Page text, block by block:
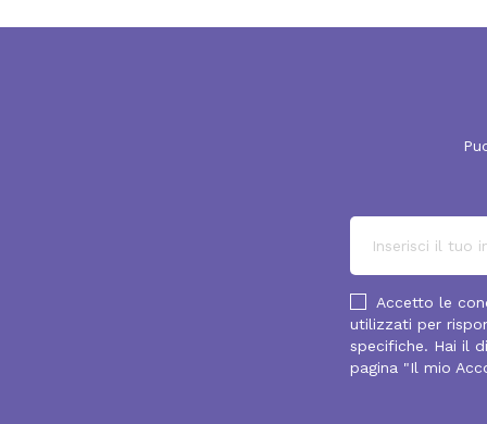
Accetto le
utilizzati per
specifiche. Hai il
pagina "Il mio